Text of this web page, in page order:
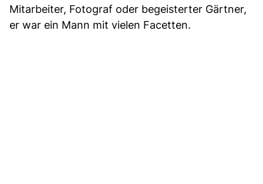
Mitarbeiter, Fotograf oder begeisterter Gärtner,
er war ein Mann mit vielen Facetten.